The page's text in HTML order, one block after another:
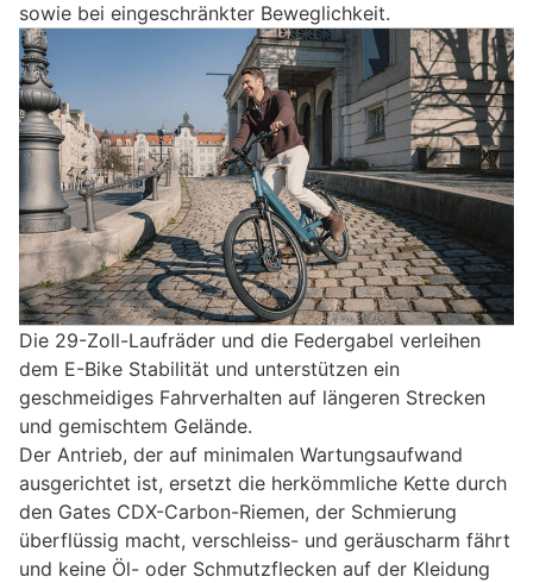
sowie bei eingeschränkter Beweglichkeit.
Die 29-Zoll-Laufräder und die Federgabel verleihen
dem E-Bike Stabilität und unterstützen ein
geschmeidiges Fahrverhalten auf längeren Strecken
und gemischtem Gelände.
Der Antrieb, der auf minimalen Wartungsaufwand
ausgerichtet ist, ersetzt die herkömmliche Kette durch
den Gates CDX-Carbon-Riemen, der Schmierung
überflüssig macht, verschleiss- und geräuscharm fährt
und keine Öl- oder Schmutzflecken auf der Kleidung